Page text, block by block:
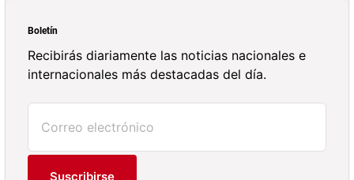
Boletín
Recibirás diariamente las noticias nacionales e
internacionales más destacadas del día.
Suscribirse